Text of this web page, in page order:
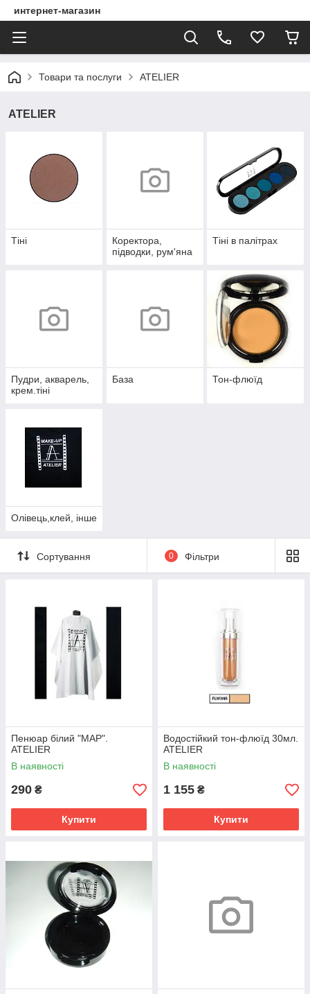
интернет-магазин
Товари та послуги ATELIER
ATELIER
Тіні
Коректора,
підводки, рум'яна
Тіні в палітрах
Пудри, акварель,
крем.тіні
База Тон-флюїд
Олівець,клей, інше
Сортування 0 Фільтри
Пенюар білий "MAP".
ATELIER
В наявності
290 ₴
Купити
Водостійкий тон-флюїд 30мл.
ATELIER
В наявності
1 155 ₴
Купити